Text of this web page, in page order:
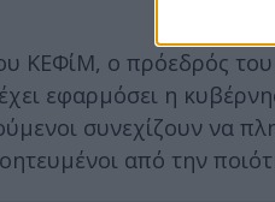
ΚΕΦίΜ, ο πρόεδρός του
εφαρμόσει η
συνεχίζουν να
από την